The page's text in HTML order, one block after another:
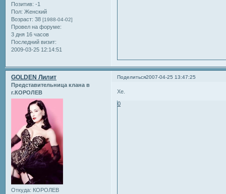
Позитив: -1
Пол: Женский
Возраст: 38 [1988-04-02]
Провел на форуме:
3 дня 16 часов
Последний визит:
2009-03-25 12:14:51
Поделиться2007-04-25 13:47:25
GOLDEN Лилит
Представительница клана в
г.КОРОЛЕВ
Откуда: КОРОЛЕВ
Хе.
0